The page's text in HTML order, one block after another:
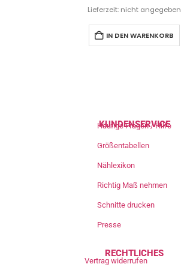
Lieferzeit: nicht angegeben
IN DEN WARENKORB
KUNDENSERVICE
Häufige Fragen / Hilfe
Größentabellen
Nählexikon
Richtig Maß nehmen
Schnitte drucken
Presse
RECHTLICHES
Vertrag widerrufen